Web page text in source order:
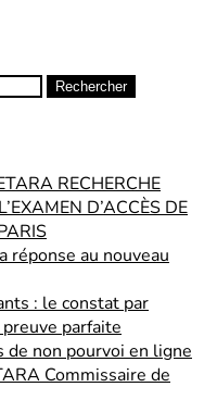
RECHERCHE
D’ACCÈS DE
réponse au nouveau
: le constat par
parfaite
de non pourvoi en ligne
Commissaire de